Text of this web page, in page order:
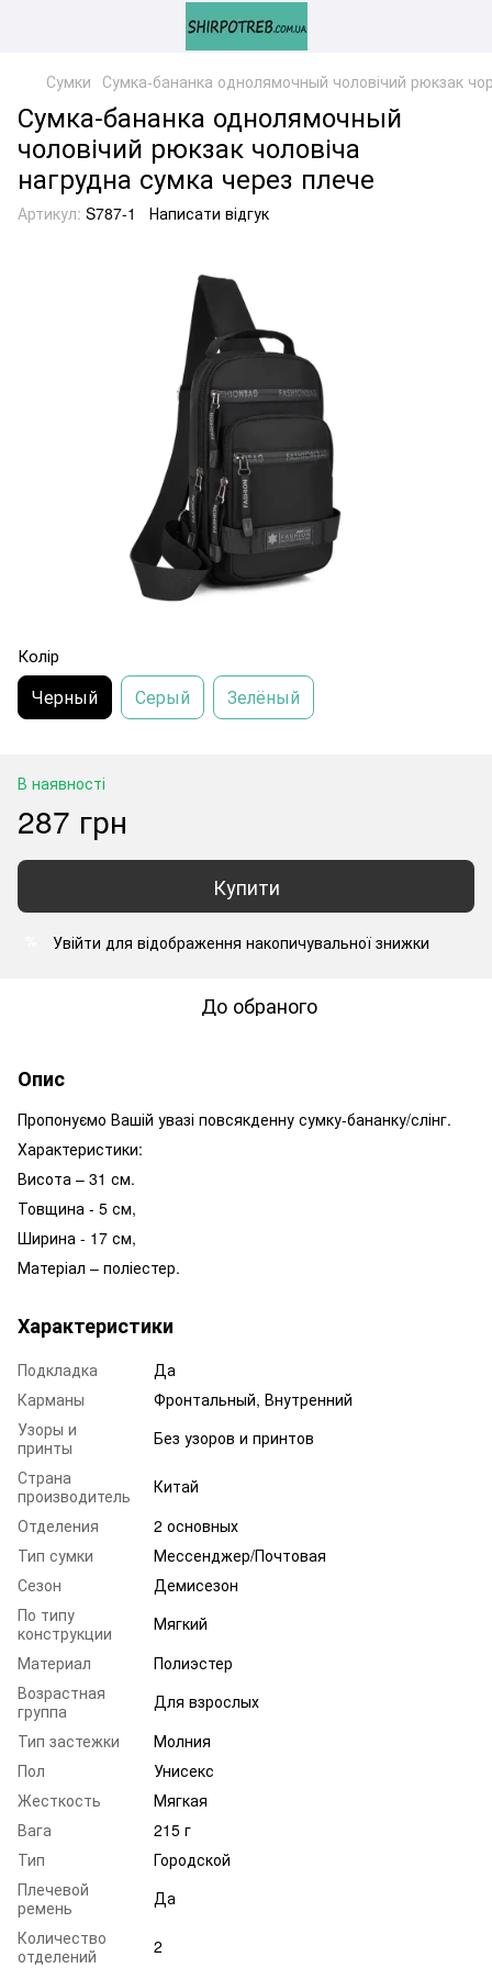
Сумки Сумка-бананка однолямочный чоловічий рюкзак
Сумка-бананка однолямочный
чоловічий рюкзак чоловіча
нагрудна сумка через плече
Артикул: S787-1 Написати відгук
Колір
Черный Серый Зелёный
В наявності
287 грн
Купити
Увійти для відображення накопичувальної знижки
До обраного
Опис
Пропонуємо Вашій увазі повсякденну сумку-бананку/слінг.
Характеристики:
Висота – 31 см.
Товщина - 5 см,
Ширина - 17 см,
Матеріал – поліестер.
Характеристики
Подкладка
Да
Карманы
Фронтальный, Внутренний
Узоры и
принты
Без узоров и принтов
Страна
производитель
Китай
Отделения
2 основных
Тип сумки
Мессенджер/Почтовая
Сезон
Демисезон
По типу
конструкции
Мягкий
Материал
Полиэстер
Возрастная
группа
Для взрослых
Тип застежки
Молния
Пол
Унисекс
Жесткость
Мягкая
Вага
215 г
Тип
Городской
Плечевой
ремень
Да
Количество
отделений
2